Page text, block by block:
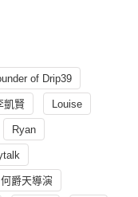
of Drip39
凱賢 Louise
Ryan
何爵天導演